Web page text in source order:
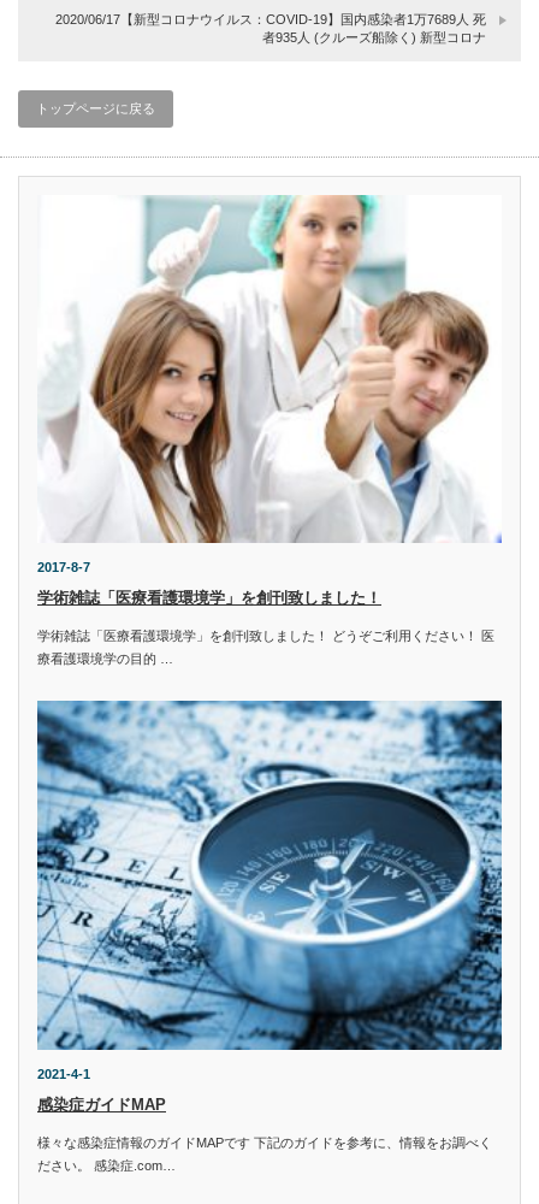
2020/06/17【新型コロナウイルス：COVID-19】国内感染者1万7689人 死
者935人 (クルーズ船除く) 新型コロナ
トップページに戻る
2017-8-7
学術雑誌「医療看護環境学」を創刊致しました！
学術雑誌「医療看護環境学」を創刊致しました！ どうぞご利用ください！ 医
療看護環境学の目的 …
2021-4-1
感染症ガイドMAP
様々な感染症情報のガイドMAPです 下記のガイドを参考に、情報をお調べく
ださい。 感染症.com…